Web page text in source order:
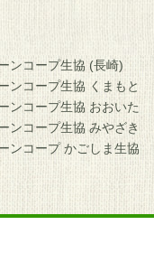
ンコープ生協 (長崎)
ンコープ生協 くまもと
ンコープ生協 おおいた
ンコープ生協 みやざき
ンコープ かごしま生協